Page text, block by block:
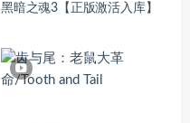
黑暗之魂3【正版激活入库】